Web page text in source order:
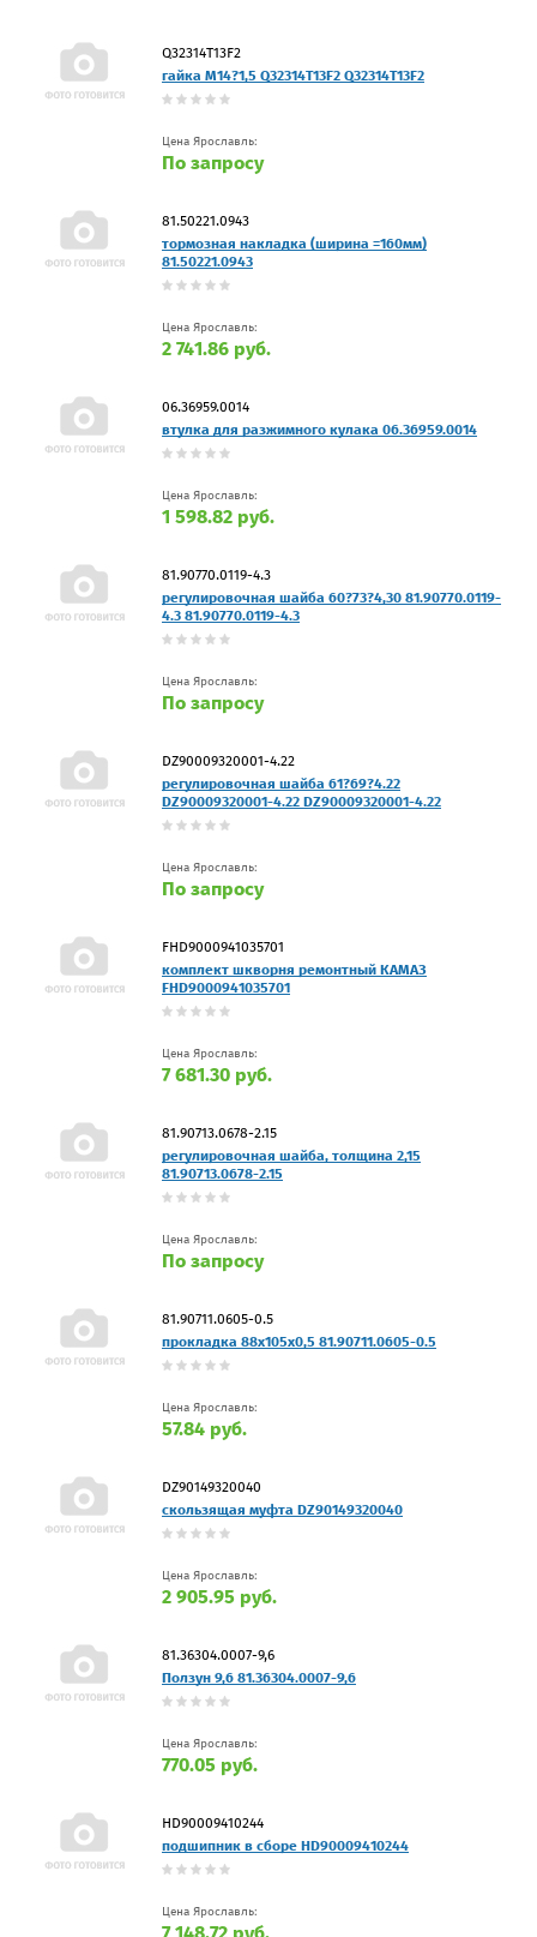
Q32314T13F2
гайка M14?1,5 Q32314T13F2 Q32314T13F2
Цена Ярославль:
По запросу
81.50221.0943
тормозная накладка (ширина =160мм)
81.50221.0943
Цена Ярославль:
2 741.86 руб.
06.36959.0014
втулка для разжимного кулака 06.36959.0014
Цена Ярославль:
1 598.82 руб.
81.90770.0119-4.3
регулировочная шайба 60?73?4,30 81.90770.0119-
4.3 81.90770.0119-4.3
Цена Ярославль:
По запросу
DZ90009320001-4.22
регулировочная шайба 61?69?4.22
DZ90009320001-4.22 DZ90009320001-4.22
Цена Ярославль:
По запросу
FHD9000941035701
комплект шкворня ремонтный КАМАЗ
FHD9000941035701
Цена Ярославль:
7 681.30 руб.
81.90713.0678-2.15
регулировочная шайба, толщина 2,15
81.90713.0678-2.15
Цена Ярославль:
По запросу
81.90711.0605-0.5
прокладка 88x105x0,5 81.90711.0605-0.5
Цена Ярославль:
57.84 руб.
DZ90149320040
скользящая муфта DZ90149320040
Цена Ярославль:
2 905.95 руб.
81.36304.0007-9,6
Ползун 9,6 81.36304.0007-9,6
Цена Ярославль:
770.05 руб.
HD90009410244
подшипник в сборе HD90009410244
Цена Ярославль:
7 148.72 руб.